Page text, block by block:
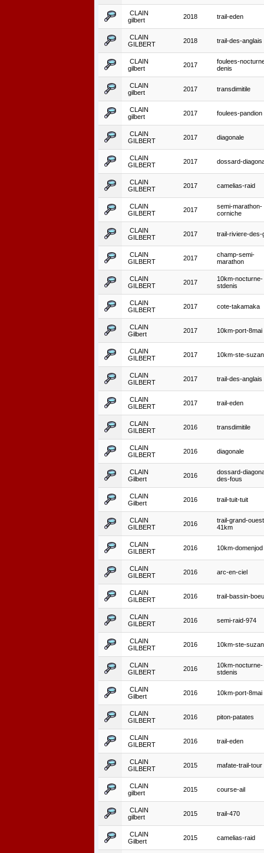
CLAIN
gilbert
2018 trail-eden
CLAIN
GILBERT
2018 trail-des-anglais
CLAIN
gilbert
2017
foulees-
denis
CLAIN
gilbert
2017 transdimitile
CLAIN
gilbert
2017 foulees-pandion
CLAIN
GILBERT
2017 diagonale
CLAIN
GILBERT
2017 dossard-
CLAIN
GILBERT
2017 camelias-raid
CLAIN
GILBERT
2017
semi-marathon-
corniche
CLAIN
GILBERT
2017 trail-riviere-des-
CLAIN
GILBERT
2017
champ-semi-
marathon
CLAIN
GILBERT
2017
10km-nocturne-
stdenis
CLAIN
GILBERT
2017 cote-takamaka
CLAIN
Gilbert
2017 10km-port-8mai
CLAIN
GILBERT
2017 10km-ste-
CLAIN
GILBERT
2017 trail-des-anglais
CLAIN
GILBERT
2017 trail-eden
CLAIN
GILBERT
2016 transdimitile
CLAIN
GILBERT
2016 diagonale
CLAIN
Gilbert
2016
dossard-
des-fous
CLAIN
Gilbert
2016 trail-tuit-tuit
CLAIN
GILBERT
2016
trail-grand-
41km
CLAIN
GILBERT
2016 10km-domenjod
CLAIN
GILBERT
2016 arc-en-ciel
CLAIN
GILBERT
2016 trail-bassin-
CLAIN
GILBERT
2016 semi-raid-974
CLAIN
GILBERT
2016 10km-ste-
CLAIN
GILBERT
2016
10km-nocturne-
stdenis
CLAIN
Gilbert
2016 10km-port-8mai
CLAIN
GILBERT
2016 piton-patates
CLAIN
GILBERT
2016 trail-eden
CLAIN
GILBERT
2015 mafate-trail-tour
CLAIN
gilbert
2015 course-ail
CLAIN
gilbert
2015 trail-470
CLAIN
Gilbert
2015 camelias-raid